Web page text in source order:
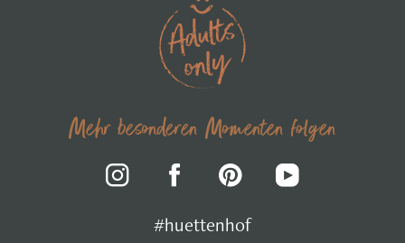
Mehr besonderen Momenten folgen
#huettenhof